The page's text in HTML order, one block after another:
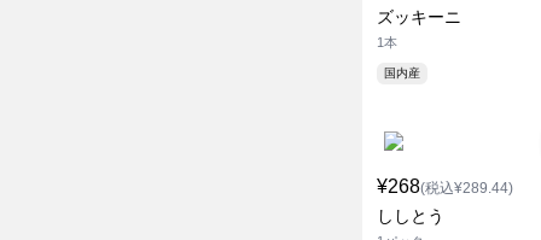
ズッキーニ
1本
国内産
¥268(税込¥289.44)
ししとう